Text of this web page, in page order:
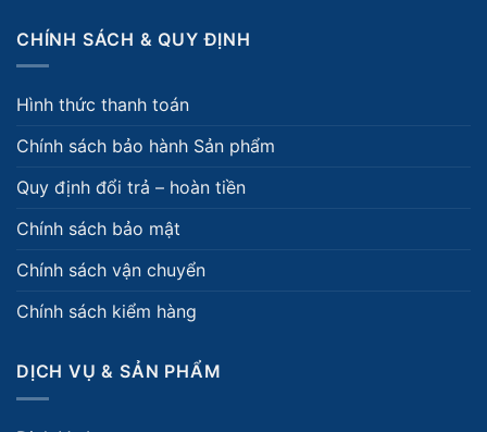
CHÍNH SÁCH & QUY ĐỊNH
Hình thức thanh toán
Chính sách bảo hành Sản phẩm
Quy định đổi trả – hoàn tiền
Chính sách bảo mật
Chính sách vận chuyển
Chính sách kiểm hàng
DỊCH VỤ & SẢN PHẨM